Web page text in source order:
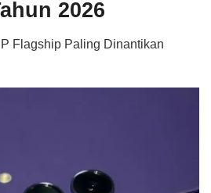
2026
Flagship Paling Dinantikan